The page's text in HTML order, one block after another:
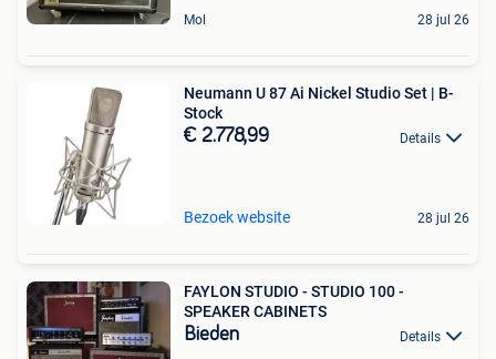
Mol 28 jul 26
Neumann U 87 Ai Nickel Studio Set | B-
Stock
€ 2.778,99 Details
Bezoek website 28 jul 26
FAYLON STUDIO - STUDIO 100 -
SPEAKER CABINETS
Bieden Details